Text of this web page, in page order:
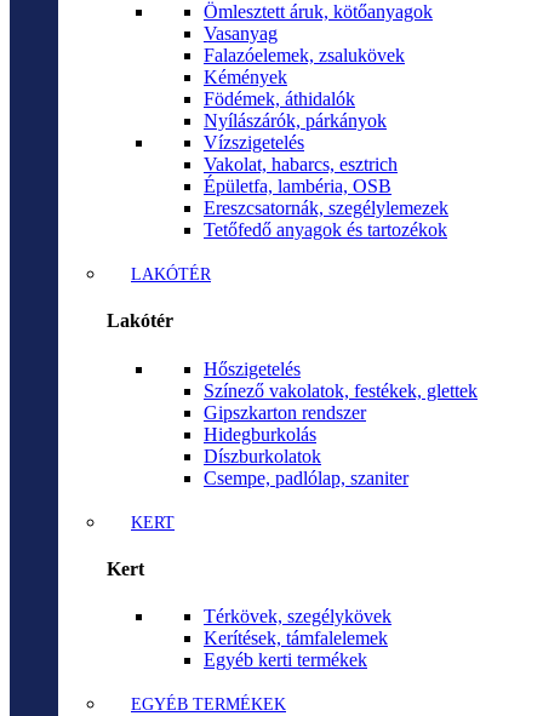
Ömlesztett áruk, kötőanyagok
Vasanyag
Falazóelemek, zsalukövek
Kémények
Födémek, áthidalók
Nyílászárók, párkányok
Vízszigetelés
Vakolat, habarcs, esztrich
Épületfa, lambéria, OSB
Ereszcsatornák, szegélylemezek
Tetőfedő anyagok és tartozékok
LAKÓTÉR
Lakótér
Hőszigetelés
Színező vakolatok, festékek, glettek
Gipszkarton rendszer
Hidegburkolás
Díszburkolatok
Csempe, padlólap, szaniter
KERT
Kert
Térkövek, szegélykövek
Kerítések, támfalelemek
Egyéb kerti termékek
EGYÉB TERMÉKEK